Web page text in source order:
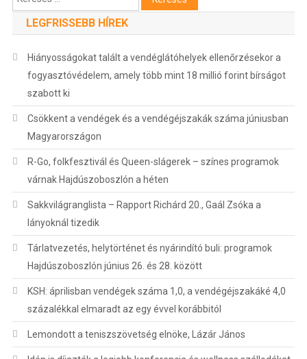
LEGFRISSEBB HÍREK
Hiányosságokat talált a vendéglátóhelyek ellenőrzésekor a
fogyasztóvédelem, amely több mint 18 millió forint bírságot
szabott ki
Csökkent a vendégek és a vendégéjszakák száma júniusban
Magyarországon
R-Go, folkfesztivál és Queen-slágerek – színes programok
várnak Hajdúszoboszlón a héten
Sakkvilágranglista – Rapport Richárd 20., Gaál Zsóka a
lányoknál tizedik
Tárlatvezetés, helytörténet és nyárindító buli: programok
Hajdúszoboszlón június 26. és 28. között
KSH: áprilisban vendégek száma 1,0, a vendégéjszakáké 4,0
százalékkal elmaradt az egy évvel korábbitól
Lemondott a teniszszövetség elnöke, Lázár János